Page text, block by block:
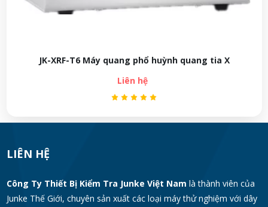
JK-XRF-T6 Máy quang phổ huỳnh quang tia X
Liên hệ
LIÊN HỆ
Công Ty Thiết Bị Kiểm Tra Junke Việt Nam là thành viên của
Junke Thế Giới, chuyên sản xuất các loại máy thử nghiệm với dây